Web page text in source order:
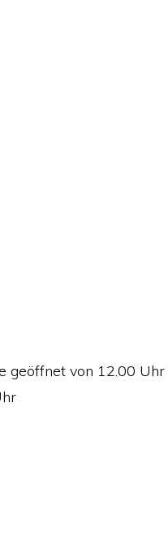
geöffnet von 12.00